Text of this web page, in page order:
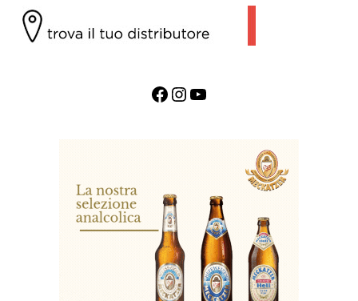
Facebook InstagramYouTube